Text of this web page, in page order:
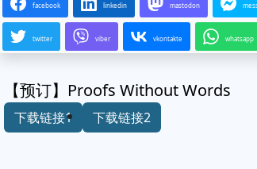
facebook linkedin mastodon
twitter viber vkontakte whatsapp
【预订】Proofs Without Words
下载链接1 下载链接2